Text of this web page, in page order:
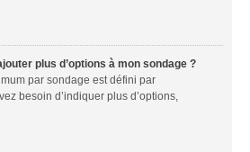
plus d’options à mon sondage ?
par sondage est défini par
besoin d’indiquer plus d’options,